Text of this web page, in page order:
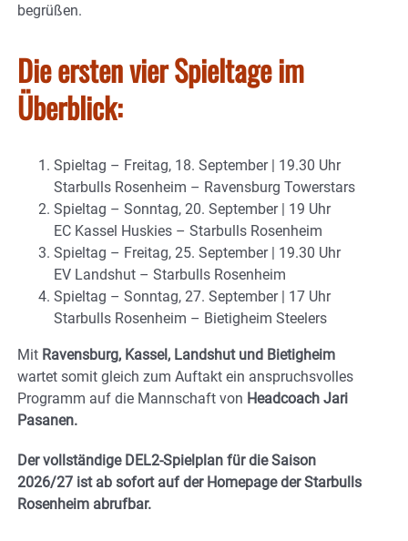
begrüßen.
Die ersten vier Spieltage im
Überblick:
Spieltag – Freitag, 18. September | 19.30 Uhr
Starbulls Rosenheim – Ravensburg Towerstars
Spieltag – Sonntag, 20. September | 19 Uhr
EC Kassel Huskies – Starbulls Rosenheim
Spieltag – Freitag, 25. September | 19.30 Uhr
EV Landshut – Starbulls Rosenheim
Spieltag – Sonntag, 27. September | 17 Uhr
Starbulls Rosenheim – Bietigheim Steelers
Mit Ravensburg, Kassel, Landshut und Bietigheim
wartet somit gleich zum Auftakt ein anspruchsvolles
Programm auf die Mannschaft von Headcoach Jari
Pasanen.
Der vollständige DEL2-Spielplan für die Saison
2026/27 ist ab sofort auf der Homepage der Starbulls
Rosenheim abrufbar.